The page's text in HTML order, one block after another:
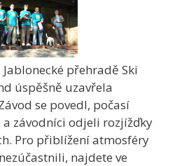
přehradě Ski
úspěšně uzavřela
se povedl, počasí
závodníci odjeli rozjížďky
Pro přiblížení atmosféry
najdete ve